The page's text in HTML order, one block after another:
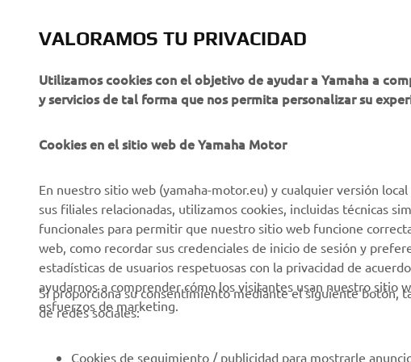
Sobre nosotros
Eventos
Catálogos
Conviértase en
Política de derechos
NEO's Delivery
Golf / Buggys B2B
Equipos de Intervención
Autoescuelas
Robotics
Portal de Información
VALORAMOS TU PRIVACIDAD
Utilizamos cookies con el objetivo de ayudar a Yamaha a
y servicios de tal forma que nos permita personalizar su
Cookies en el sitio web de Yamaha Motor
En nuestro sitio web (yamaha-motor.eu) y cualquier versión
sus filiales relacionadas, utilizamos cookies, incluidas técnicas
funcionales para permitir que nuestro sitio web funcione
web, como recordar sus credenciales de inicio de sesión y
estadísticas de usuarios respetuosas con la privacidad de
ayudarnos a comprender cómo los visitantes usan nuestro sitio
esfuerzos de marketing.
Si proporciona su consentimiento mediante el siguiente botón,
de redes sociales:
Cookies de seguimiento / publicidad para mostrarle